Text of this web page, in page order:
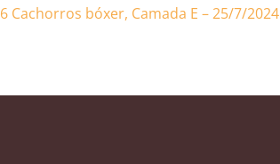
6 Cachorros bóxer, Camada E – 25/7/2024